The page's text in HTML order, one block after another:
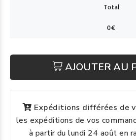
AJOUTER AU
Expéditions différées de
les expéditions de vos
à partir du lundi 24 août en